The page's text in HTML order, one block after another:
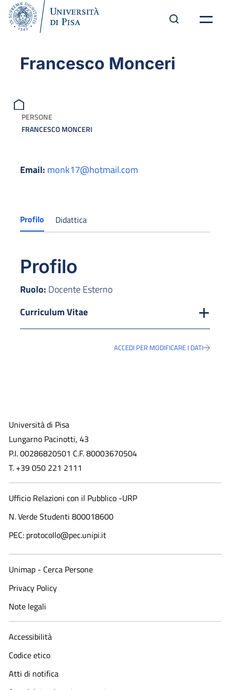
Francesco Monceri
PERSONE
FRANCESCO MONCERI
Email: monk17@hotmail.com
Profilo Didattica
Profilo
Ruolo: Docente Esterno
Curriculum Vitae
ACCEDI PER MODIFICARE I DATI
Università di Pisa
Lungarno Pacinotti, 43
P.I. 00286820501 C.F. 80003670504
T. +39 050 221 2111
Ufficio Relazioni con il Pubblico -URP
N. Verde Studenti 800018600​
PEC: protocollo@pec.unipi.it
Unimap - Cerca Persone
Privacy Policy
Note legali
Accessibilità
Codice etico
Atti di notifica